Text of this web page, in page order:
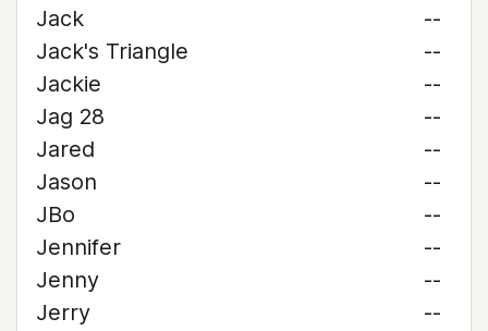
Jack
--
Jack's Triangle
--
Jackie
--
Jag 28
--
Jared
--
Jason
--
JBo
--
Jennifer
--
Jenny
--
Jerry
--